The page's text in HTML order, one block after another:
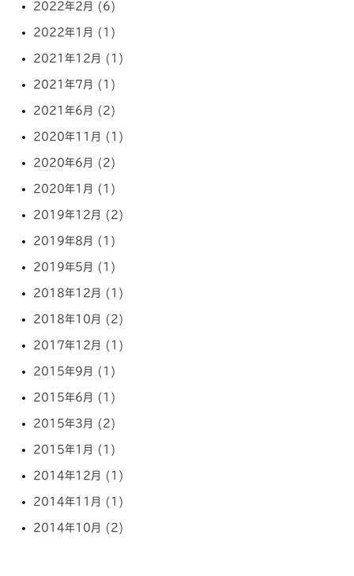
2022年2月 (6)
2022年1月 (1)
2021年12月 (1)
2021年7月 (1)
2021年6月 (2)
2020年11月 (1)
2020年6月 (2)
2020年1月 (1)
2019年12月 (2)
2019年8月 (1)
2019年5月 (1)
2018年12月 (1)
2018年10月 (2)
2017年12月 (1)
2015年9月 (1)
2015年6月 (1)
2015年3月 (2)
2015年1月 (1)
2014年12月 (1)
2014年11月 (1)
2014年10月 (2)